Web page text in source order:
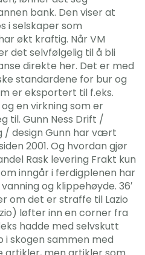
bank. Den viser at
i selskaper som
økt kraftig. Når VM
det selvfølgelig til å bli
direkte her. Det er med
standardene for bur og
er eksportert til f.eks.
en virkning som er
til. Gunn Ness Drift /
/ design Gunn har vært
2001. Og hvordan gjør
Rask levering Frakt kun
inngår i ferdigplenen har
og klippehøyde. 36′
om det er straffe til Lazio
løfter inn en corner fra
hadde med selvskutt
i skogen sammen med